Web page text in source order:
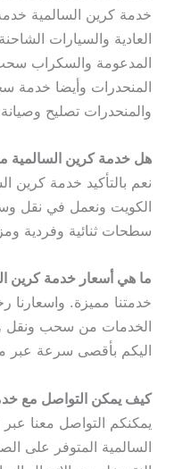
خدمة كرين السالمية
العادية والسيارات
المدعومة والسكراب سحب
المنحدرات وأيضا خدمة
والمنحدرات تصليح
هل خدمة كرين السالمية
نعم بالتأكيد خدمة كرين
الكويت ونعمل في نقل
سطحات ثنائية وفردية
ما هي أسعار خدمة كرين
خدمتنا مميزة.
الخدمات من سحب ونقل
اليكم بأقصى سرعة عبر
كيف يمكن التواصل مع
يمكنكم التواصل معنا
السالمية المتوفر على